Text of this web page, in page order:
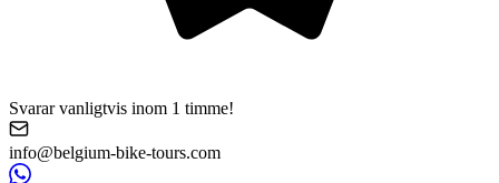
Svarar vanligtvis inom 1 timme!
info@belgium-bike-tours.com